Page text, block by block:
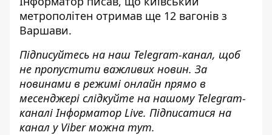
метрополітен отримав ще 12 вагонів з
Варшави.
Підписуйтесь на наш Telegram-канал, щоб
не пропустити важливих новин. За
новинами в режимі онлайн прямо в
месенджері слідкуйте на нашому Telegram-
каналі Інформатор Live. Підписатися на
канал у Viber можна тут.